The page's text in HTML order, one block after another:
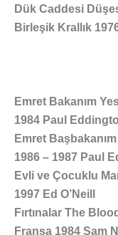
Dük Caddesi
Birleşik Krallık
Emret Bakanım
1984 Paul
Emret
1986 – 1987 Paul
Evli ve Çocuklu
1997 Ed O’Neill
Fırtınalar The
Fransa 1984 Sam